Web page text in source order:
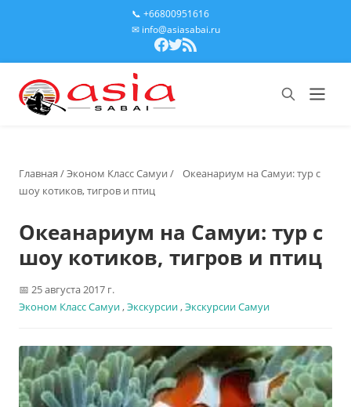
📞 +66800951616
✉ info@asiasabai.ru
Главная /Эконом Класс Самуи /
Океанариум на Самуи: тур с
шоу котиков, тигров и птиц
Океанариум на Самуи: тур с
шоу котиков, тигров и птиц
25 августа 2017 г.
Эконом Класс Самуи,Экскурсии,Экскурсии Самуи